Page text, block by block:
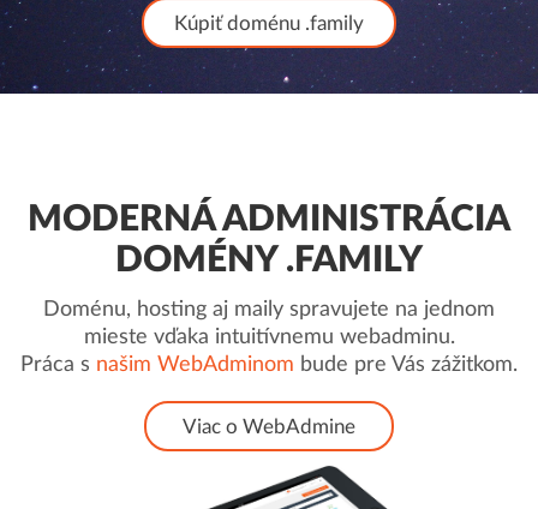
Kúpiť doménu .family
MODERNÁ ADMINISTRÁCIA
DOMÉNY .FAMILY
Doménu, hosting aj maily spravujete na jednom
mieste vďaka intuitívnemu webadminu.
Práca s našim WebAdminom bude pre Vás zážitkom.
Viac o WebAdmine